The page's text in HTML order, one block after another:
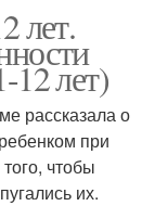
лет.
12 лет)
рассказала о
при
чтобы
их.